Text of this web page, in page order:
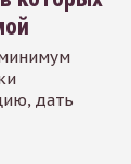
дать